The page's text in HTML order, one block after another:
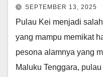
SEPTEMBER 13, 2025
Pulau Kei menjadi
yang mampu memikat
pesona alamnya yang
Maluku Tenggara,